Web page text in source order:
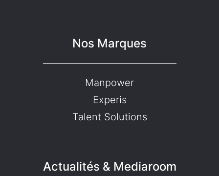
Nos Marques
Manpower
Experis
Talent Solutions
Actualités & Mediaroom